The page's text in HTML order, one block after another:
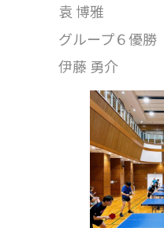
袁 博雅
グループ６優勝
伊藤 勇介